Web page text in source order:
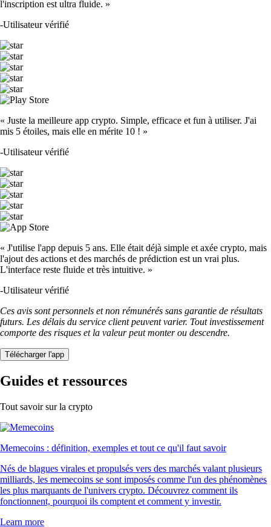
l'inscription est ultra fluide. »
-Utilisateur vérifié
« Juste la meilleure app crypto. Simple, efficace et fun à utiliser. J'ai
mis 5 étoiles, mais elle en mérite 10 ! »
-Utilisateur vérifié
« J'utilise l'app depuis 5 ans. Elle était déjà simple et axée crypto, mais
l'ajout des actions et des marchés de prédiction est un vrai plus.
L'interface reste fluide et très intuitive. »
-Utilisateur vérifié
Ces avis sont personnels et non rémunérés sans garantie de résultats
futurs. Les délais du service client peuvent varier. Tout investissement
comporte des risques et la valeur peut monter ou descendre.
Télécharger l'app
Guides et ressources
Tout savoir sur la crypto
Memecoins : définition, exemples et tout ce qu'il faut savoir
Nés de blagues virales et propulsés vers des marchés valant plusieurs
milliards, les memecoins se sont imposés comme l'un des phénomènes
les plus marquants de l'univers crypto. Découvrez comment ils
fonctionnent, pourquoi ils comptent et comment y investir.
Learn more